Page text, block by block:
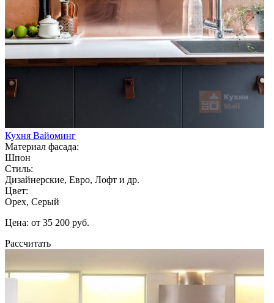
Кухня Вайоминг
Материал фасада:
Шпон
Стиль:
Дизайнерские, Евро, Лофт и др.
Цвет:
Орех, Серый
Цена: от 35 200 руб.
Рассчитать